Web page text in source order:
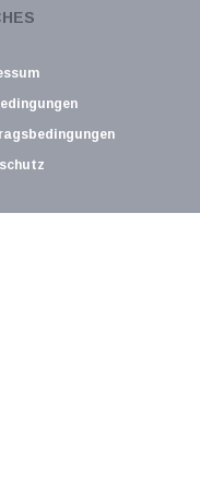
erneute Senkung des
2,53 % auf 2,03 %
zu...